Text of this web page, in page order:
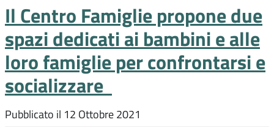
Il Centro Famiglie propone due
spazi dedicati ai bambini e alle
loro famiglie per confrontarsi e
socializzare
Pubblicato il 12 Ottobre 2021